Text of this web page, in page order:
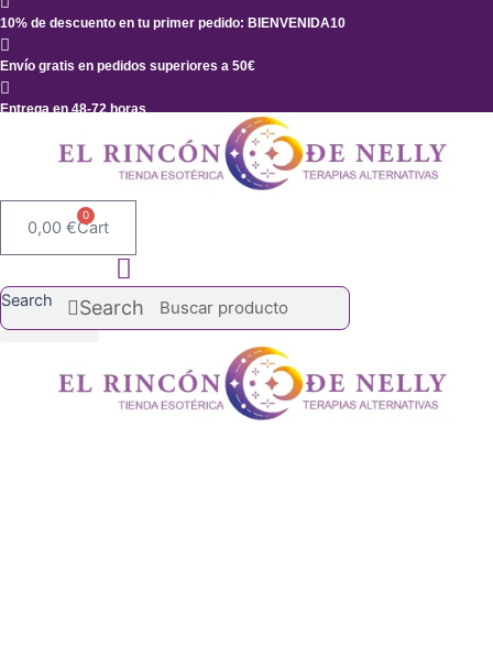
Ir
al
contenido
10% de descuento en tu primer pedido: BIENVENIDA10
Envío gratis en pedidos superiores a 50€
Entrega en 48-72 horas
0,00 €
0
Cart
Search Search